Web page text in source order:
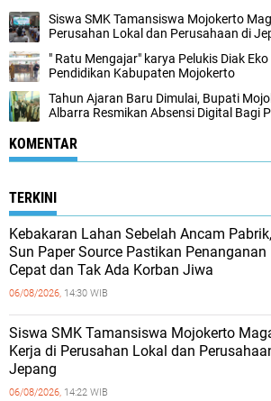
Siswa SMK Tamansiswa Mojokerto
Perusahan Lokal dan Perusahaan di
" Ratu Mengajar" karya Pelukis Diak
Pendidikan Kabupaten Mojokerto
Tahun Ajaran Baru Dimulai, Bupati
Albarra Resmikan Absensi Digital Bagi
KOMENTAR
TERKINI
Kebakaran Lahan Sebelah Ancam
Sun Paper Source Pastikan Penanganan
Cepat dan Tak Ada Korban Jiwa
06/08/2026, 14:30 WIB
Siswa SMK Tamansiswa Mojokerto
Kerja di Perusahan Lokal dan
Jepang
06/08/2026, 14:22 WIB